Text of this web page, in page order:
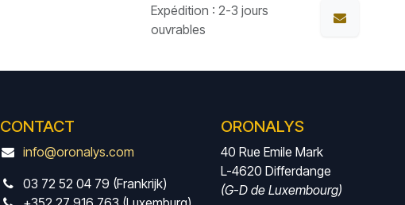
Expédition : 2-3 jours
ouvrables
CONTACT
info@oronalys.com
03 72 52 04 79 (Frankrijk)
ORONALYS
40 Rue Emile Mark
L-4620 Differdange
(G-D de Luxembourg)